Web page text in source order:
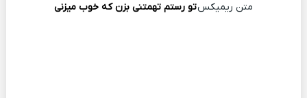
متن ریمیکستو رستم تهمتنی بزن که خوب میزنی